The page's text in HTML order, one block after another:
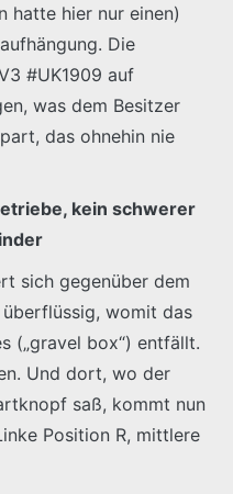
hatte hier nur einen)
Die
#UK1909 auf
was dem Besitzer
das ohnehin nie
kein schwerer
sich gegenüber dem
überflüssig, womit das
(„gravel box“) entfällt.
Und dort, wo der
saß, kommt nun
Position R, mittlere